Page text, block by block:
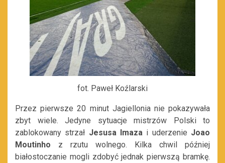
fot. Paweł Koźlarski
Przez pierwsze 20 minut Jagiellonia nie pokazywała
zbyt wiele. Jedyne sytuacje mistrzów Polski to
zablokowany strzał Jesusa Imaza i uderzenie Joao
Moutinho z rzutu wolnego. Kilka chwil później
białostoczanie mogli zdobyć jednak pierwszą bramkę.